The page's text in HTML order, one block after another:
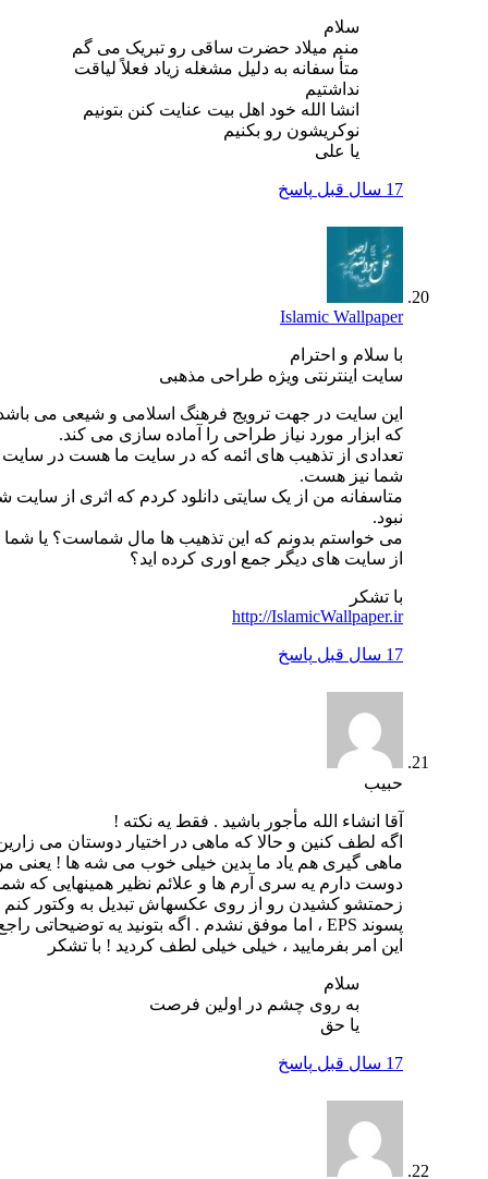
منم میلاد حضرت ساقی رو تبریک می گم
متأ سفانه به دلیل مشغله زیاد فعلاً لیاقت
انشا الله خود اهل بیت عنایت کنن بتونیم
نوکریشون رو بکنیم
پاسخ
Islamic Wallpaper
با سلام و احترام
سایت اینترنتی ویژه طراحی مذهبی
این سایت در جهت ترویج فرهنگ اسلامی و شیعی می باشد
که ابزار مورد نیاز طراحی را آماده سازی می کند.
تعدادی از تذهیب های ائمه که در سایت ما هست در سایت
شما نیز هست.
متاسفانه من از یک سایتی دانلود کردم که اثری از سایت شما
می خواستم بدونم که این تذهیب ها مال شماست؟ یا شما هم
از سایت های دیگر جمع اوری کرده اید؟
http://IslamicWallpaper.ir
پاسخ
آقا انشاء الله مأجور باشید . فقط یه نکته !
اگه لطف کنین و حالا که ماهی در اختیار دوستان می زارین ،
ماهی گیری هم یاد ما بدین خیلی خوب می شه ها ! یعنی من
دوست دارم یه سری آرم ها و علائم نظیر همینهایی که شما
زحمتشو کشیدن رو از روی عکسهاش تبدیل به وکتور کنم . با
پسوند EPS ، اما موفق نشدم . اگه بتونید یه توضیحاتی راجع به
این امر بفرمایید ، خیلی خیلی لطف کردید ! با تشکر
به روی چشم در اولین فرصت
پاسخ